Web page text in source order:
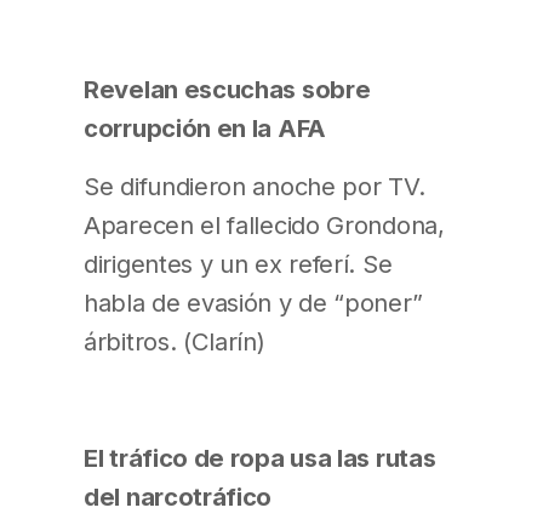
Revelan escuchas sobre
corrupción en la AFA
Se difundieron anoche por TV.
Aparecen el fallecido Grondona,
dirigentes y un ex referí. Se
habla de evasión y de “poner”
árbitros. (Clarín)
El tráfico de ropa usa las rutas
del narcotráfico